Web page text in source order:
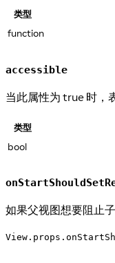
类型
function
accessible
当此属性为 true 时，
类型
bool
如果父视图想要阻止